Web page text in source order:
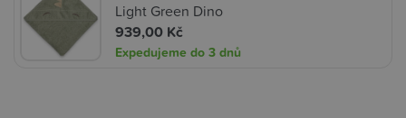
Light Green Dino
939,00 Kč
Expedujeme do 3 dnů